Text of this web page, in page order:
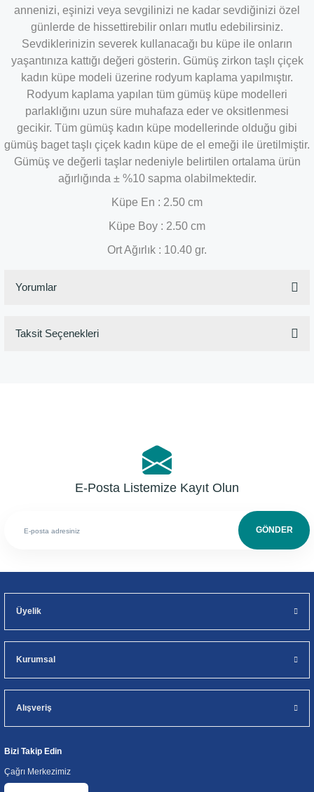
annenizi, eşinizi veya sevgilinizi ne kadar sevdiğinizi özel
günlerde de hissettirebilir onları mutlu edebilirsiniz.
Sevdiklerinizin severek kullanacağı bu küpe ile onların
yaşantınıza kattığı değeri gösterin. Gümüş zirkon taşlı çiçek
kadın küpe modeli üzerine rodyum kaplama yapılmıştır.
Rodyum kaplama yapılan tüm gümüş küpe modelleri
parlaklığını uzun süre muhafaza eder ve oksitlenmesi
gecikir. Tüm gümüş kadın küpe modellerinde olduğu gibi
gümüş baget taşlı çiçek kadın küpe de el emeği ile üretilmiştir.
Gümüş ve değerli taşlar nedeniyle belirtilen ortalama ürün
ağırlığında ± %10 sapma olabilmektedir.
Küpe En : 2.50 cm
Küpe Boy : 2.50 cm
Ort Ağırlık : 10.40 gr.
Yorumlar
Taksit Seçenekleri
E-Posta Listemize Kayıt Olun
GÖNDER
Üyelik
Kurumsal
Alışveriş
Bizi Takip Edin
Çağrı Merkezimiz